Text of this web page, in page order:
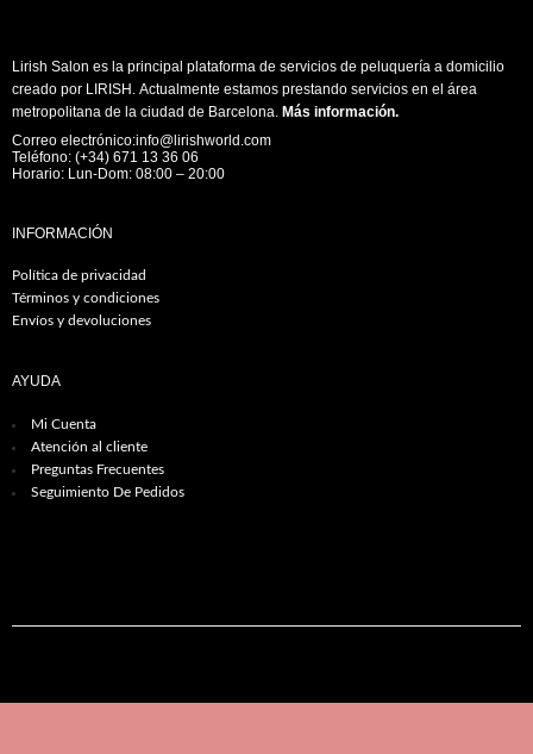
Lirish Salon es la principal plataforma de servicios de peluquería a domicilio
creado por LIRISH. Actualmente estamos prestando servicios en el área
metropolitana de la ciudad de Barcelona. Más información.
Correo electrónico:info@lirishworld.com
Teléfono: (+34) 671 13 36 06
Horario: Lun-Dom: 08:00 – 20:00
INFORMACIÓN
Política de privacidad
Términos y condiciones
Envíos y devoluciones
AYUDA
Mi Cuenta
Atención al cliente
Preguntas Frecuentes
Seguimiento De Pedidos